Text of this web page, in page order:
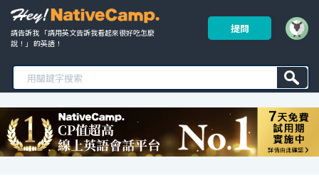
請告訴我 「請用英文告訴我看起來很好吃怎麼
說！」 的英語！
提問